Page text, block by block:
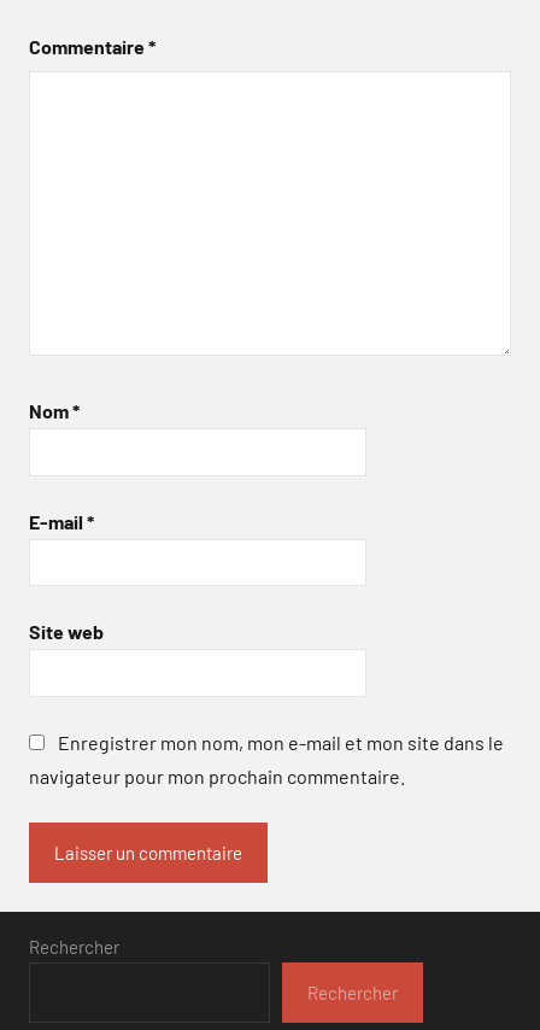
Commentaire*
Nom*
E-mail *
Site web
Enregistrer mon nom, mon e-mail et mon site dans le
navigateur pour mon prochain commentaire.
Rechercher
Rechercher